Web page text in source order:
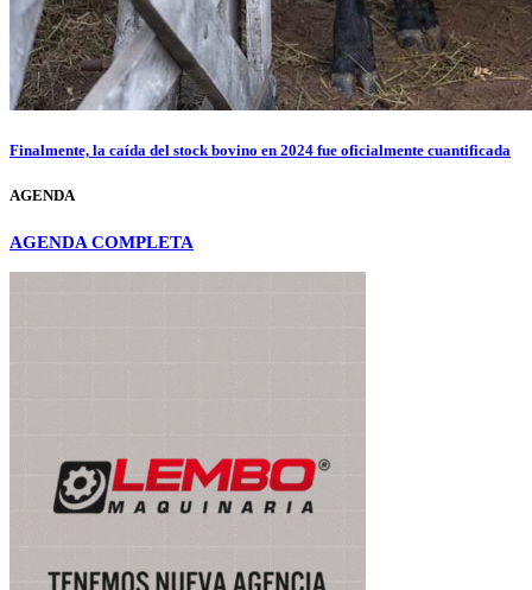
Finalmente, la caída del stock bovino en 2024 fue oficialmente cuantificada
AGENDA
AGENDA COMPLETA